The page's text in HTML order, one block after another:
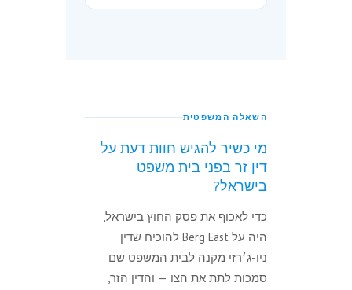
השאלה המשפטית
מי כשיר להגיש חוות דעת על
דין זר בפני בית משפט
בישראל?
כדי לאכוף את פסק החוץ בישראל,
היה על Berg East להוכיח שדין
ניו-ג׳רזי מקנה לבית המשפט שם
סמכות לתת את הצו — והדין הזר,